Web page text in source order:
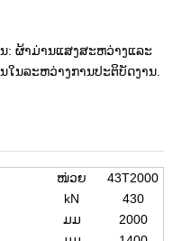
: ຜ້າມ່ານແສງສະຫວ່າງແລະ
ນລະຫວ່າງການປະຕິບັດງານ.
ໜ່ວຍ
43T2000
kN
430
ມມ
2000